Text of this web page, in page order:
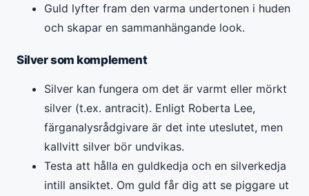
Guld lyfter fram den varma undertonen i huden
och skapar en sammanhängande look.
Silver som komplement
Silver kan fungera om det är varmt eller mörkt
silver (t.ex. antracit). Enligt Roberta Lee,
färganalysrådgivare är det inte uteslutet, men
kallvitt silver bör undvikas.
Testa att hålla en guldkedja och en silverkedja
intill ansiktet. Om guld får dig att se piggare ut